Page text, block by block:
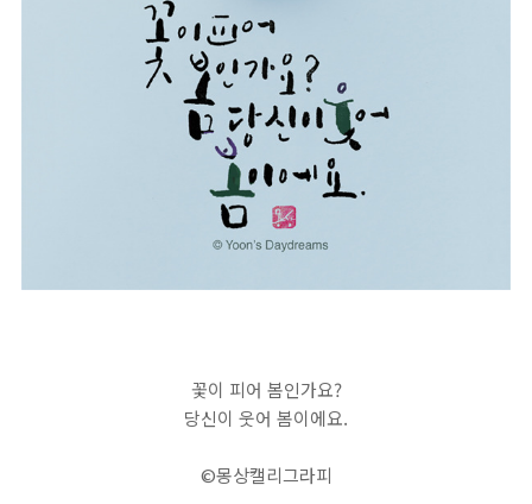
봄
꽃이 피어 봄인가요?
당신이 웃어 봄이에요.
©몽상캘리그라피